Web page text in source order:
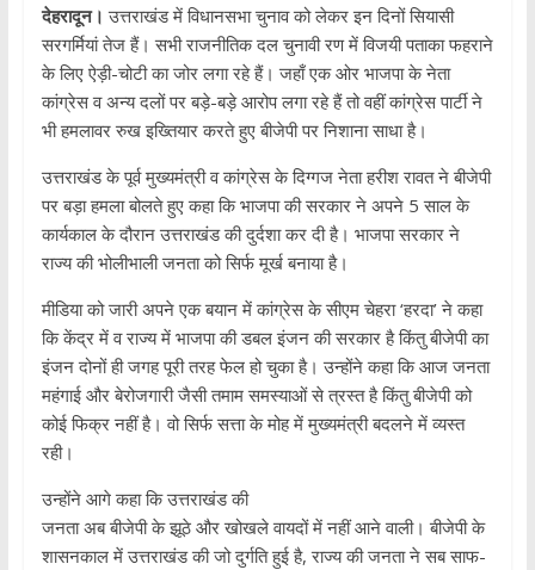
देहरादून। उत्तराखंड में विधानसभा चुनाव को लेकर इन दिनों सियासी
सरगर्मियां तेज हैं। सभी राजनीतिक दल चुनावी रण में विजयी पताका फहराने
के लिए ऐड़ी-चोटी का जोर लगा रहे हैं। जहाँ एक ओर भाजपा के नेता
कांग्रेस व अन्य दलों पर बड़े-बड़े आरोप लगा रहे हैं तो वहीं कांग्रेस पार्टी ने
भी हमलावर रुख इख्तियार करते हुए बीजेपी पर निशाना साधा है।
उत्तराखंड के पूर्व मुख्यमंत्री व कांग्रेस के दिग्गज नेता हरीश रावत ने बीजेपी
पर बड़ा हमला बोलते हुए कहा कि भाजपा की सरकार ने अपने 5 साल के
कार्यकाल के दौरान उत्तराखंड की दुर्दशा कर दी है। भाजपा सरकार ने
राज्य की भोलीभाली जनता को सिर्फ मूर्ख बनाया है।
मीडिया को जारी अपने एक बयान में कांग्रेस के सीएम चेहरा ‘हरदा’ ने कहा
कि केंद्र में व राज्य में भाजपा की डबल इंजन की सरकार है किंतु बीजेपी का
इंजन दोनों ही जगह पूरी तरह फेल हो चुका है। उन्होंने कहा कि आज जनता
महंगाई और बेरोजगारी जैसी तमाम समस्याओं से त्रस्त है किंतु बीजेपी को
कोई फिक्र नहीं है। वो सिर्फ सत्ता के मोह में मुख्यमंत्री बदलने में व्यस्त
रही।
उन्होंने आगे कहा कि उत्तराखंड की
जनता अब बीजेपी के झूठे और खोखले वायदों में नहीं आने वाली। बीजेपी के
शासनकाल में उत्तराखंड की जो दुर्गति हुई है, राज्य की जनता ने सब साफ-